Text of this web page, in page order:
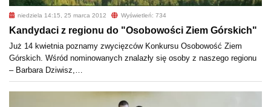
niedziela 14:15, 25 marca 2012 Wyświetleń: 734
Kandydaci z regionu do "Osobowości Ziem Górskich"
Już 14 kwietnia poznamy zwycięzców Konkursu Osobowość Ziem
Górskich. Wśród nominowanych znalazły się osoby z naszego regionu
– Barbara Dziwisz,…